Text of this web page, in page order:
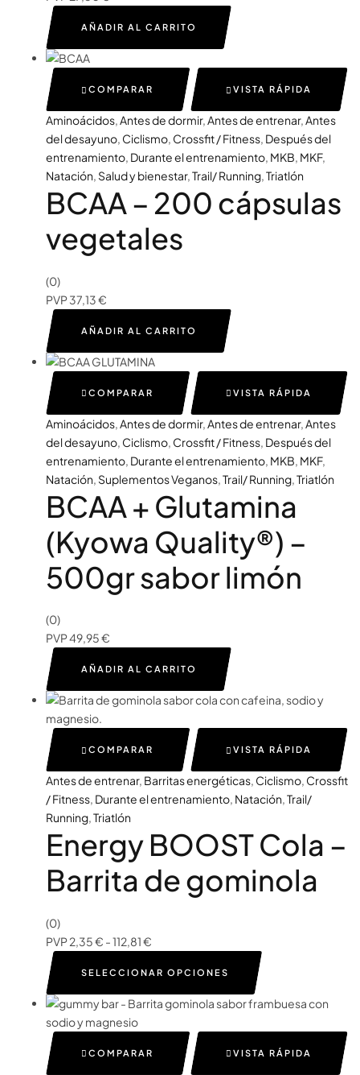
AÑADIR AL CARRITO
COMPARAR VISTA RÁPIDA
Aminoácidos,Antes de dormir,Antes de entrenar,Antes
del desayuno, Ciclismo, Crossfit / Fitness, Después del
entrenamiento, Durante el entrenamiento, MKB, MKF,
Natación, Salud y bienestar,Trail/ Running,Triatlón
BCAA – 200 cápsulas
vegetales
(0)
PVP37,13€
AÑADIR AL CARRITO
COMPARAR VISTA RÁPIDA
Aminoácidos,Antes de dormir,Antes de entrenar,Antes
del desayuno, Ciclismo, Crossfit / Fitness, Después del
entrenamiento, Durante el entrenamiento, MKB, MKF,
Natación, Suplementos Veganos,Trail/ Running,Triatlón
BCAA + Glutamina
(Kyowa Quality®) –
500gr sabor limón
(0)
PVP49,95€
AÑADIR AL CARRITO
COMPARAR VISTA RÁPIDA
Antes de entrenar, Barritas energéticas, Ciclismo, Crossfit
/ Fitness, Durante el entrenamiento, Natación,Trail/
Running,Triatlón
Energy BOOST Cola –
Barrita de gominola
(0)
PVP2,35€ -112,81€
SELECCIONAR OPCIONES
COMPARAR VISTA RÁPIDA